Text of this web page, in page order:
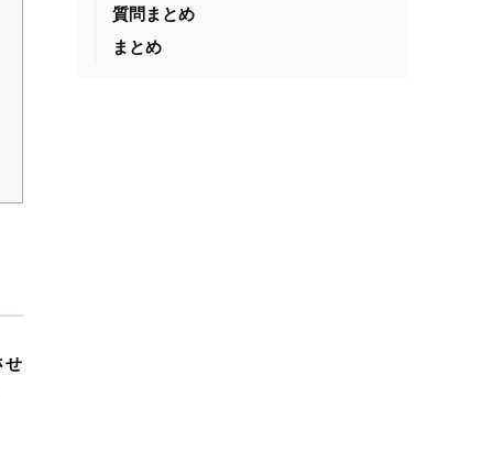
せ
質問まとめ
まとめ